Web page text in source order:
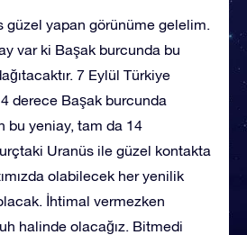
güzel yapan görünüme gelelim.
var ki Başak burcunda bu
7 Eylül Türkiye
derece Başak burcunda
bu yeniay, tam da 14
Uranüs ile güzel kontakta
olabilecek her yenilik
İhtimal vermezken
halinde olacağız. Bitmedi